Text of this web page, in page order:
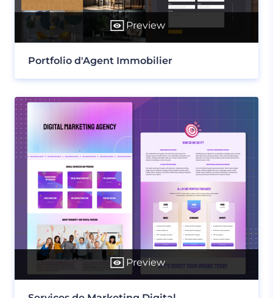
Preview
Portfolio d'Agent Immobilier
Preview